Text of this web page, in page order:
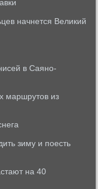
начнется Великий
в Саяно-
маршрутов из
зиму и поесть
на 40